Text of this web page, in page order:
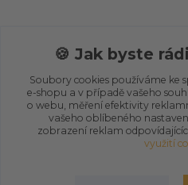
Zboží zařazeno v
E-SHOP
🍪 Jak byste
Soubory cookies používáme ke
e-shopu a v případě vašeho
o webu, měření efektivity
vašeho oblíbeného
zobrazení reklam
využití